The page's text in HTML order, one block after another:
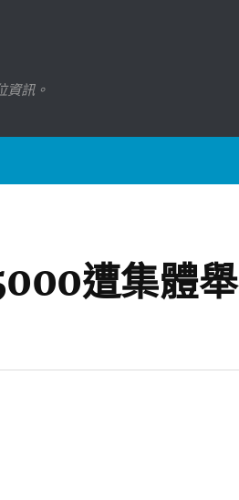
資訊。
遭集體舉